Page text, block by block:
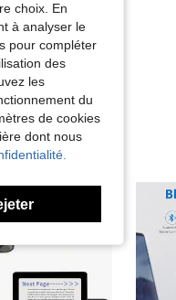
choix. En
à analyser le
pour compléter
des
les
du
de cookies
dont nous